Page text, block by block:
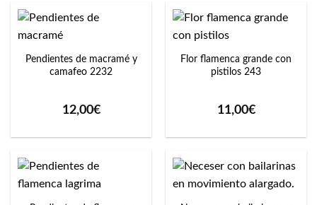
Pendientes de macramé y
camafeo 2232
12,00€
Flor flamenca grande con
pistilos 243
11,00€